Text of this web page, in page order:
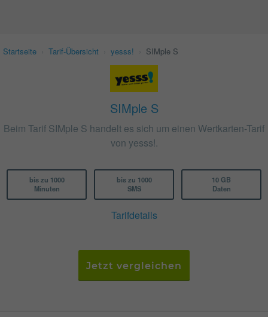
Startseite Tarif-Übersicht yesss! SIMple S
SIMple S
Beim Tarif SIMple S handelt es sich um einen Wertkarten-Tarif
von yesss!.
bis zu 1000
Minuten
bis zu 1000
SMS
10 GB
Daten
Tarifdetails
Jetzt vergleichen